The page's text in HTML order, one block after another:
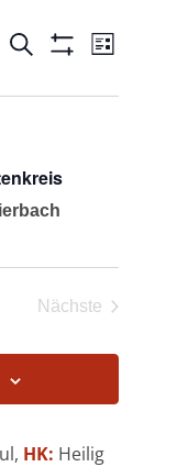
Veranstaltungen
Navigation
Suche Liste
Nächste
HK: Heilig